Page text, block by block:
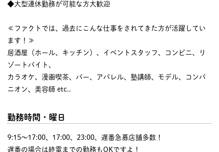
◆大型連休勤務が可能な方大歓迎
≪ファクトでは、過去にこんな仕事をされてきた方が活躍してい
ます！≫
居酒屋（ホール、キッチン）、イベントスタッフ、コンビニ、リ
ゾートバイト、
カラオケ、漫画喫茶、バー、アパレル、塾講師、モデル、コンパ
ニオン、美容師 etc..
勤務時間・曜日
9:15〜17:00、17:00、23:00、遅番急募店舗多数！
遅番の場合は終電までの勤務もOKですよ！